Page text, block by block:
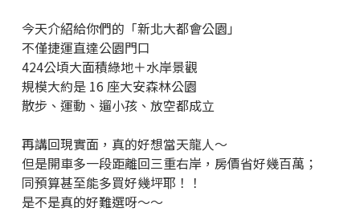
今天介紹給你們的「新北大都會公園」
不僅捷運直達公園門口
424公頃大面積綠地＋水岸景觀
規模大約是 16 座大安森林公園
散步、運動、遛小孩、放空都成立
再講回現實面，真的好想當天龍人～
但是開車多一段距離回三重右岸，房價省好幾百萬；
同預算甚至能多買好幾坪耶！！
是不是真的好難選呀～～